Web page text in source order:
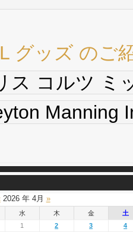
グッズ のご
ス コルツ ミ
Manning
2026 年 4月 »
水 木 金
土
1
2 3
4